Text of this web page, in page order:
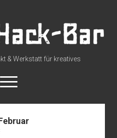
& Werkstatt für kreatives
open
menu
discuss@lists.unhb.de
githubmastodon